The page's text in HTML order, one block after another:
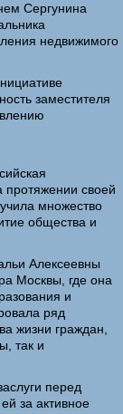
Сергунина
недвижимого
заместителя
протяжении своей
множество
общества и
Алексеевны
Москвы, где она
и
ряд
жизни граждан,
так и
перед
за активное